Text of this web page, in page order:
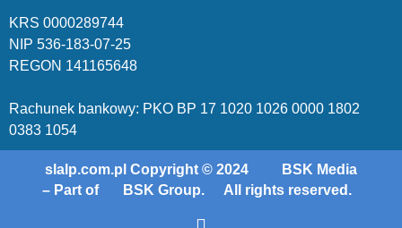
KRS 0000289744
NIP 536-183-07-25
REGON 141165648
Rachunek bankowy: PKO BP 17 1020 1026 0000 1802
0383 1054
slalp.com.pl Copyright © 2024
BSK Media
– Part of
BSK Group. All rights reserved.